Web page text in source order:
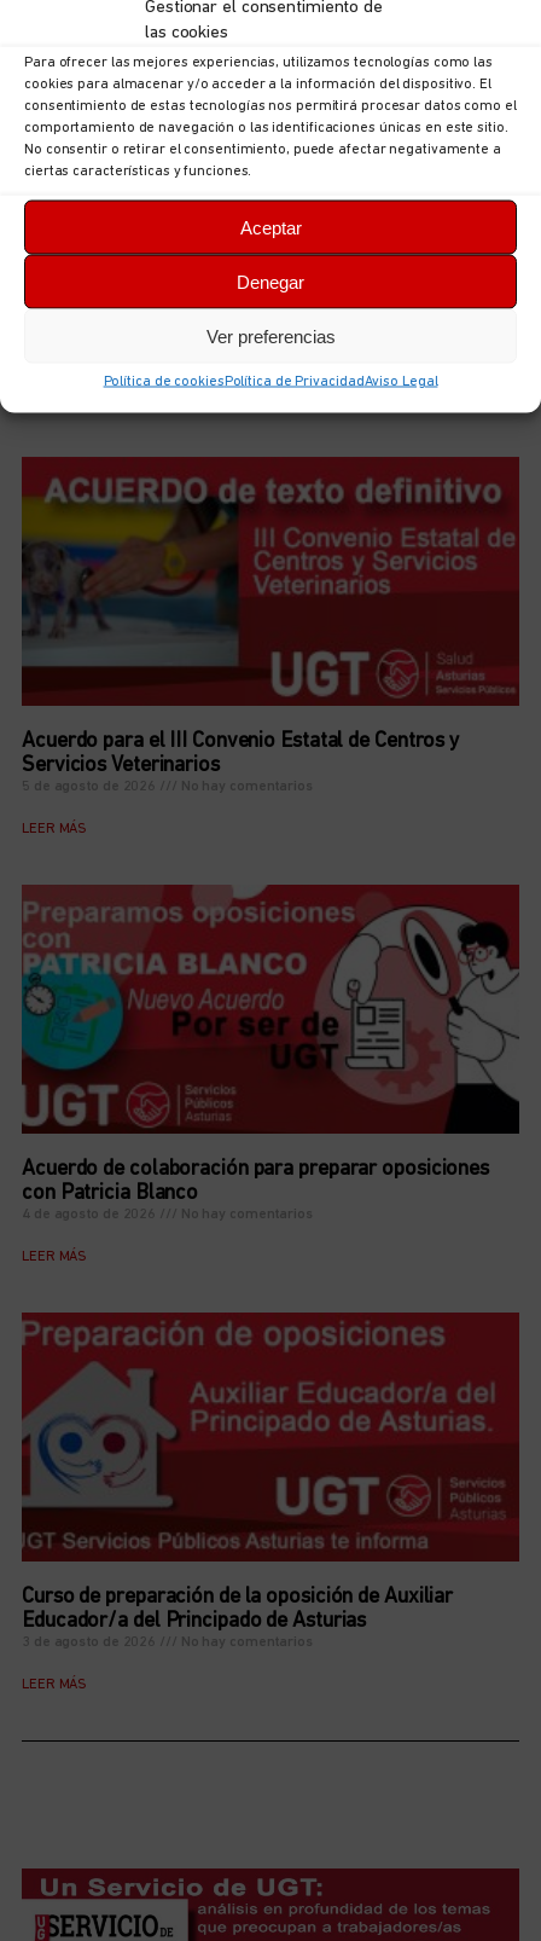
Gestionar el consentimiento de
las cookies
Para ofrecer las mejores experiencias, utilizamos tecnologías como las
cookies para almacenar y/o acceder a la información del dispositivo. El
consentimiento de estas tecnologías nos permitirá procesar datos como el
comportamiento de navegación o las identificaciones únicas en este sitio.
No consentir o retirar el consentimiento, puede afectar negativamente a
ciertas características y funciones.
Aceptar
Denegar
Ver preferencias
Política de cookies Política de PrivacidadAviso Legal
UGT Autonómica informa: documentación sobre
ordenación puestos en la Consejería de Hacienda,
Justicia y Asuntos Europeos
Acuerdo para el III Convenio Estatal de Centros y
Servicios Veterinarios
5 de agosto de 2026 No hay comentarios
LEER MÁS
Acuerdo de colaboración para preparar oposiciones
con Patricia Blanco
4 de agosto de 2026 No hay comentarios
LEER MÁS
Curso de preparación de la oposición de Auxiliar
Educador/a del Principado de Asturias
3 de agosto de 2026 No hay comentarios
LEER MÁS